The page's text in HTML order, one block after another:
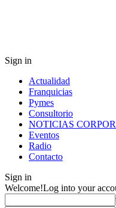
Sign in
Actualidad
Franquicias
Pymes
Consultorio
NOTICIAS
Eventos
Radio
Contacto
Sign in
Welcome!Log into your